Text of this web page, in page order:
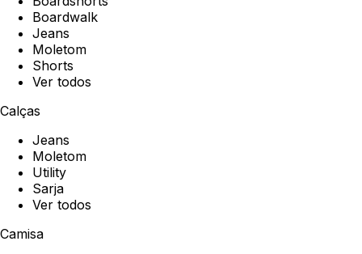
Boardwalk
Jeans
Moletom
Shorts
Ver todos
Calças
Jeans
Moletom
Utility
Sarja
Ver todos
Camisa